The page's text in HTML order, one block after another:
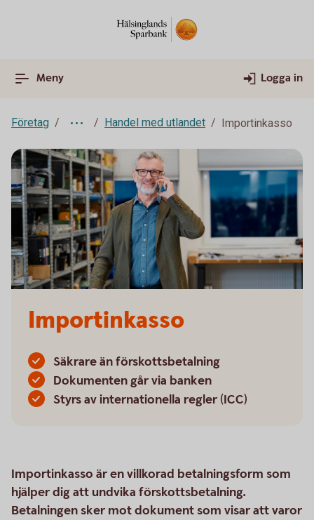
Meny Logga in
Företag Handel med utlandet Importinkasso
Importinkasso
Säkrare än förskottsbetalning
Dokumenten går via banken
Styrs av internationella regler (ICC)
Importinkasso är en villkorad betalningsform som
hjälper dig att undvika förskottsbetalning.
Betalningen sker mot dokument som visar att varor